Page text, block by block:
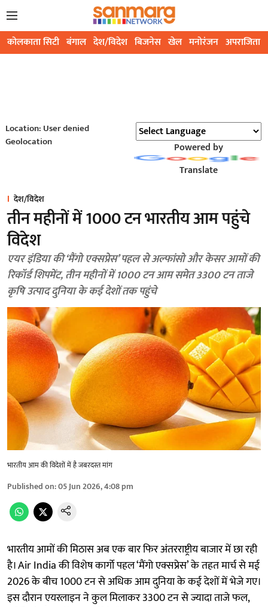
कोलकाता सिटी बंगाल देश/विदेश बिजनेस खेल मनोरंजन अपराजिता
Location: User denied
Geolocation
Powered by
Translate
देश/विदेश
तीन महीनों में 1000 टन भारतीय आम पहुंचे
विदेश
एयर इंडिया की ‘मैंगो एक्सप्रेस’ पहल से अल्फांसो और केसर आमों की
रिकॉर्ड शिपमेंट, तीन महीनों में 1000 टन आम समेत 3300 टन ताजे
कृषि उत्पाद दुनिया के कई देशों तक पहुंचे
भारतीय आम की विदेशों में है जबरदस्त मांग
Published on:05 Jun 2026, 4:08 pm
भारतीय आमों की मिठास अब एक बार फिर अंतरराष्ट्रीय बाजार में छा रही
है। Air India की विशेष कार्गो पहल ‘मैंगो एक्सप्रेस’ के तहत मार्च से मई
2026 के बीच 1000 टन से अधिक आम दुनिया के कई देशों में भेजे गए।
इस दौरान एयरलाइन ने कुल मिलाकर 3300 टन से ज्यादा ताजे फल,